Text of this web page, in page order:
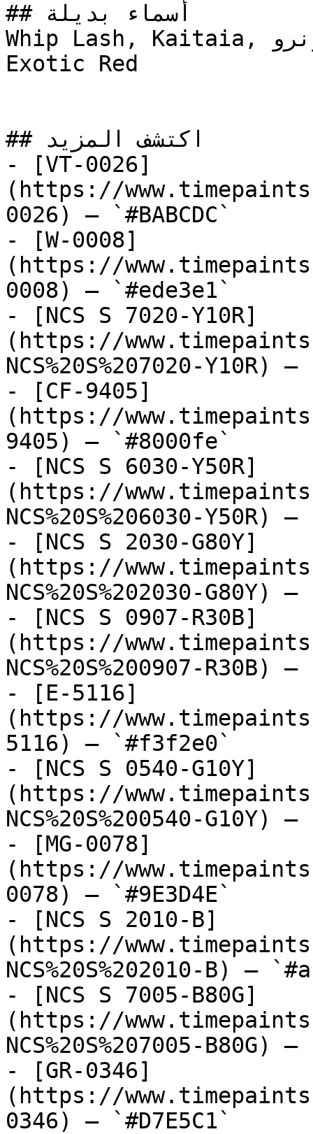
## أسماء بديلة
Whip Lash, Kaitaia, مونرو, MONROE, Real Red,
Exotic Red
## اكتشف المزيد
- [VT-0026]
(https://
0026) — `#BABCDC`
- [W-0008]
(https://
0008) — `#ede3e1`
- [NCS S 7020-Y10R]
(https://
NCS%20S%207020-Y10R)
- [CF-9405]
(https://
9405) — `#8000fe`
- [NCS S 6030-Y50R]
(https://
NCS%20S%206030-Y50R)
- [NCS S 2030-G80Y]
(https://
NCS%20S%202030-G80Y)
- [NCS S 0907-R30B]
(https://
NCS%20S%200907-R30B)
- [E-5116]
(https://
5116) — `#f3f2e0`
- [NCS S 0540-G10Y]
(https://
NCS%20S%200540-G10Y)
- [MG-0078]
(https://
0078) — `#9E3D4E`
- [NCS S 2010-B]
(https://
NCS%20S%202010-B) —
- [NCS S 7005-B80G]
(https://
NCS%20S%207005-B80G)
- [GR-0346]
(https://
0346) — `#D7E5C1`